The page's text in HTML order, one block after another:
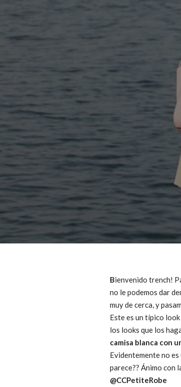
Bienvenido trench!
no le podemos dar
muy de cerca, y
Este es un típico
los looks que los
camisa blanca con
Evidentemente no
parece?? Ánimo con
@CCPetiteRobe